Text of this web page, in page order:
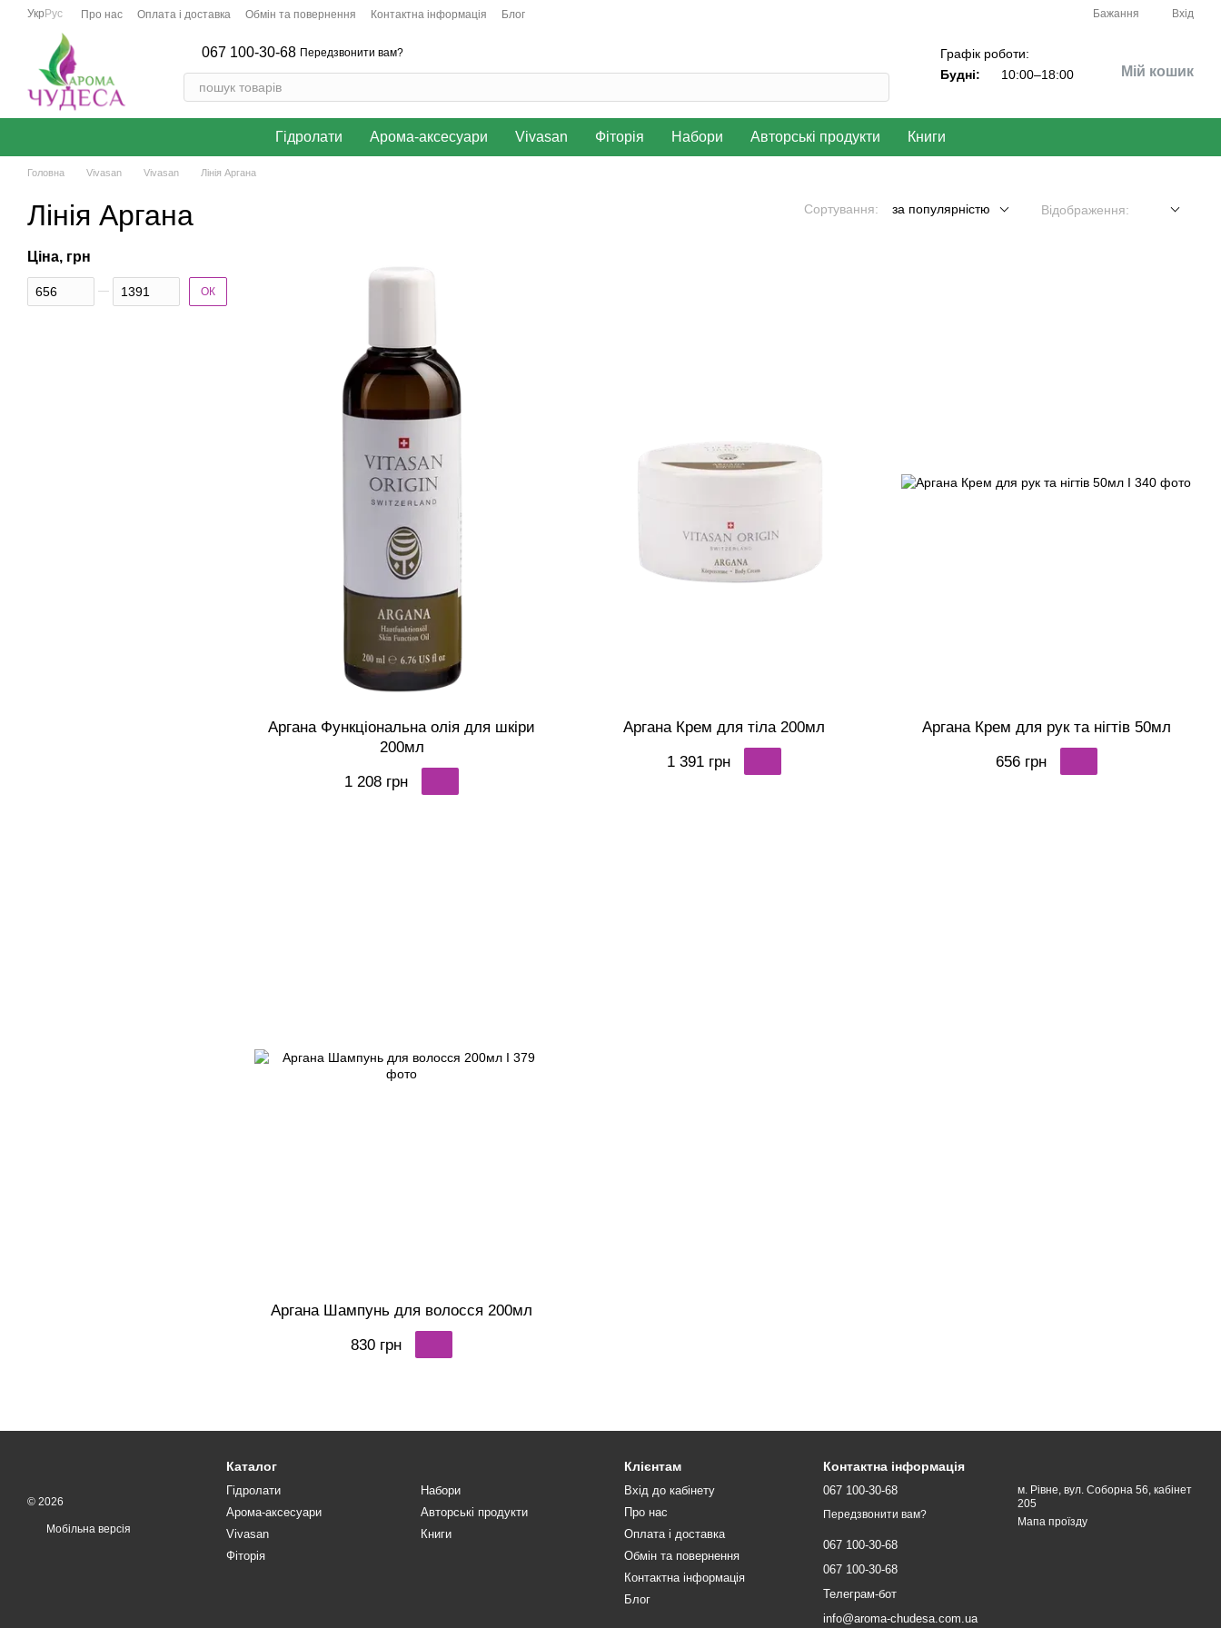
Перейти до основного контенту
Укр Рус Про нас Оплата і доставка Обмін та повернення Контактна інформація Блог Бажання Вхід
067 100-30-68 Передзвонити вам?
Графік роботи:
Будні:
10:00–18:00 Мій кошик
Гідролати Арома-аксесуари Vivasan Фіторія Набори Авторські продукти Книги
Головна Vivasan Vivasan Лінія Аргана
Лінія Аргана Сортування: за популярністю Відображення:
Аргана Функціональна олія для шкіри
200мл
1 208 грн
Аргана Крем для тіла 200мл
1 391 грн
Аргана Крем для рук та нігтів 50мл
656 грн
Аргана Шампунь для волосся 200мл
830 грн
Ціна, грн
Від Ціна, грн
До Ціна, грн ОК
© 2026
Мобільна версія
Каталог
Гідролати
Арома-аксесуари
Vivasan
Фіторія
Набори
Авторські продукти
Книги
Клієнтам
Вхід до кабінету
Про нас
Оплата і доставка
Обмін та повернення
Контактна інформація
Блог
Контактна інформація
067 100-30-68
Передзвонити вам?
067 100-30-68
067 100-30-68
Телеграм-бот
info@aroma-chudesa.com.ua
м. Рівне, вул. Соборна 56, кабінет
205
Мапа проїзду